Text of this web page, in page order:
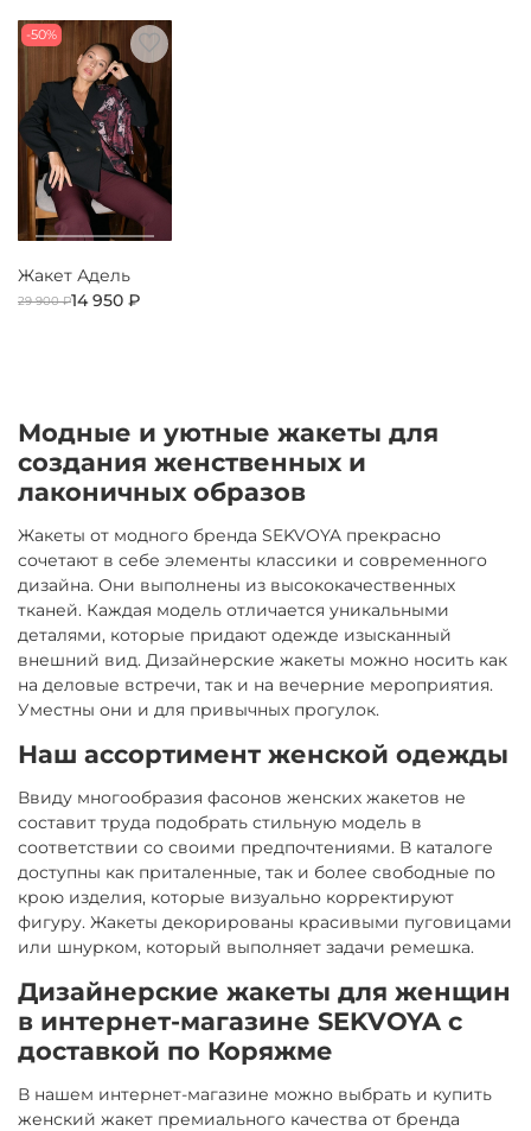
-50%
Жакет Адель
29 900 ₽14 950 ₽
Модные и уютные жакеты для
создания женственных и
лаконичных образов
Жакеты от модного бренда SEKVOYA прекрасно
сочетают в себе элементы классики и современного
дизайна. Они выполнены из высококачественных
тканей. Каждая модель отличается уникальными
деталями, которые придают одежде изысканный
внешний вид. Дизайнерские жакеты можно носить как
на деловые встречи, так и на вечерние мероприятия.
Уместны они и для привычных прогулок.
Наш ассортимент женской одежды
Ввиду многообразия фасонов женских жакетов не
составит труда подобрать стильную модель в
соответствии со своими предпочтениями. В каталоге
доступны как приталенные, так и более свободные по
крою изделия, которые визуально корректируют
фигуру. Жакеты декорированы красивыми пуговицами
или шнурком, который выполняет задачи ремешка.
Дизайнерские жакеты для женщин
в интернет-магазине SEKVOYA с
доставкой по Коряжме
В нашем интернет-магазине можно выбрать и купить
женский жакет премиального качества от бренда